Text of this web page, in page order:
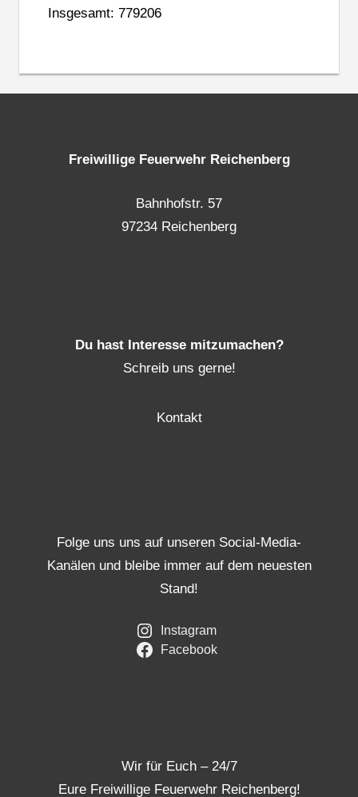
Insgesamt: 779206
Freiwillige Feuerwehr Reichenberg
Bahnhofstr. 57
97234 Reichenberg
Du hast Interesse mitzumachen?
Schreib uns gerne!
Kontakt
Folge uns uns auf unseren Social-Media-
Kanälen und bleibe immer auf dem neuesten
Stand!
Instagram
Facebook
Wir für Euch – 24/7
Eure Freiwillige Feuerwehr Reichenberg!